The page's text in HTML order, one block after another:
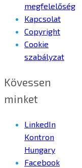
megfelelőség
Kapcsolat
Copyright
Cookie
szabályzat
Kövessen
minket
LinkedIn
Kontron
Hungary
Facebook